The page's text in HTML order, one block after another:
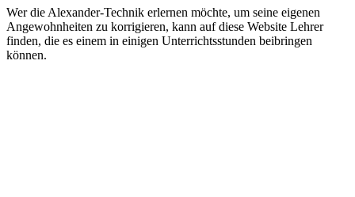
Wer die Alexander-Technik erlernen möchte, um seine eigenen
Angewohnheiten zu korrigieren, kann auf diese Website Lehrer
finden, die es einem in einigen Unterrichtsstunden beibringen
können.